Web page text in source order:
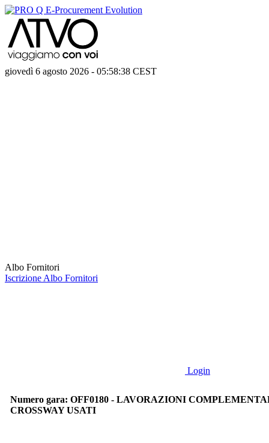
giovedì 6 agosto 2026 - 05:58:38 CEST
Albo Fornitori
Iscrizione Albo Fornitori
Login
Numero gara: OFF0180 - LAVORAZIONI
CROSSWAY USATI